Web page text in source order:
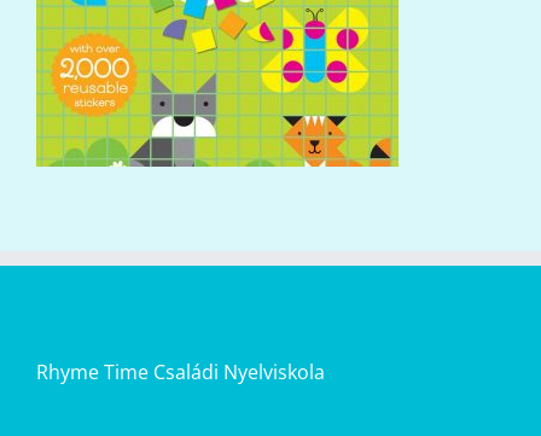
Rhyme Time Családi Nyelviskola